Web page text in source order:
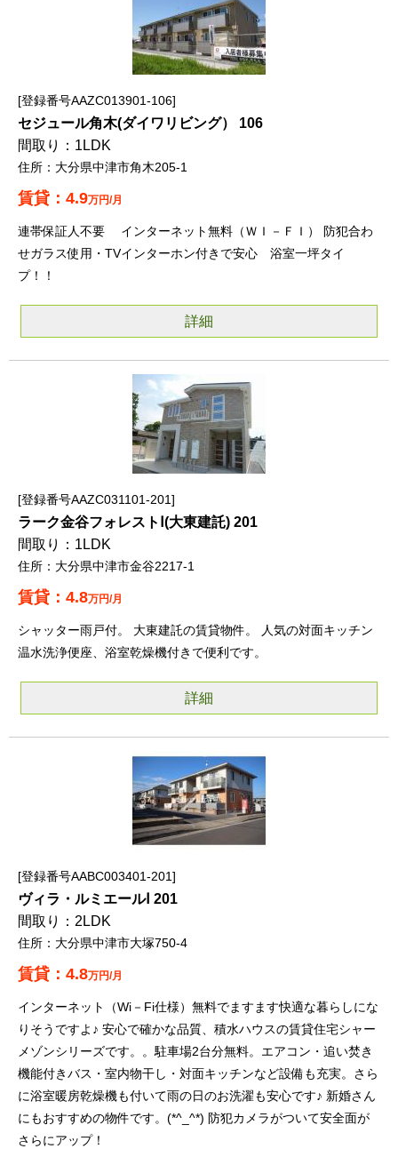
登録番号AAZC013901-106
セジュール角木(ダイワリビング） 106
1LDK
大分県中津市角木205-1
4.9万円/月
連帯保証人不要 インターネット無料（ＷＩ－ＦＩ） 防犯合わ
せガラス使用・TVインターホン付きで安心 浴室一坪タイ
プ！！
詳細
登録番号AAZC031101-201
ラーク金谷フォレストⅠ(大東建託) 201
1LDK
大分県中津市金谷2217-1
4.8万円/月
シャッター雨戸付。 大東建託の賃貸物件。 人気の対面キッチン
温水洗浄便座、浴室乾燥機付きで便利です。
詳細
登録番号AABC003401-201
ヴィラ・ルミエールⅠ 201
2LDK
大分県中津市大塚750-4
4.8万円/月
インターネット（Wi－Fi仕様）無料でますます快適な暮らしにな
りそうですよ♪ 安心で確かな品質、積水ハウスの賃貸住宅シャー
メゾンシリーズです。。駐車場2台分無料。エアコン・追い焚き
機能付きバス・室内物干し・対面キッチンなど設備も充実。さら
に浴室暖房乾燥機も付いて雨の日のお洗濯も安心です♪ 新婚さん
にもおすすめの物件です。(*^_^*) 防犯カメラがついて安全面が
さらにアップ！